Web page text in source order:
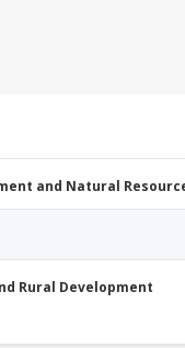
and Natural
Rural Development